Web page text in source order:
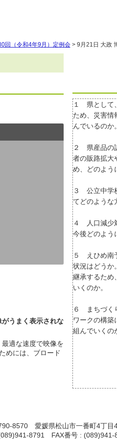
回（令和4年9月）定例会> 9月21日 大政
うまく表示されな
適な速度で映像を
めには、ブロード
１ 県として
ため、災害情
んでいるのか。
２ 県産品の
者の販路拡大
め、どのよう
３ 公立中学
てどのような
４ 人口減少
今後どのよう
５ えひめ南
状況はどうか
継承するため
いくのか。
６ まちづく
ワークの構築
組んでいくの
8570 愛媛県松山市一番町4丁目
8791 FAX番号 : (089)941-